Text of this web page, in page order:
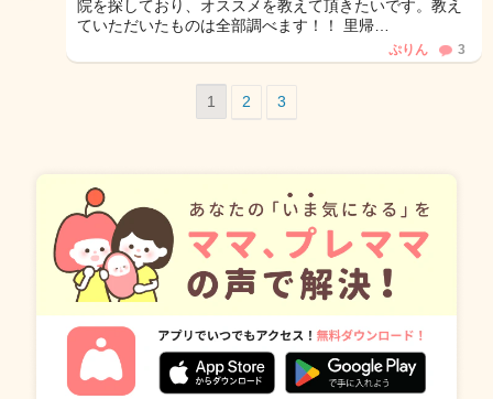
院を探しており、オススメを教えて頂きたいです。教え
ていただいたものは全部調べます！！ 里帰…
ぷりん 3
1 2 3